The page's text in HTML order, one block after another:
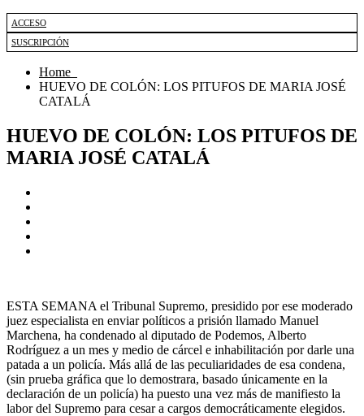
ACCESO
SUSCRIPCIÓN
Home
HUEVO DE COLÓN: LOS PITUFOS DE MARIA JOSÉ
CATALÁ
HUEVO DE COLÓN: LOS PITUFOS DE
MARIA JOSÉ CATALÁ
ESTA SEMANA el Tribunal Supremo, presidido por ese moderado
juez especialista en enviar políticos a prisión llamado Manuel
Marchena, ha condenado al diputado de Podemos, Alberto
Rodríguez a un mes y medio de cárcel e inhabilitación por darle una
patada a un policía. Más allá de las peculiaridades de esa condena,
(sin prueba gráfica que lo demostrara, basado únicamente en la
declaración de un policía) ha puesto una vez más de manifiesto la
labor del Supremo para cesar a cargos democráticamente elegidos.